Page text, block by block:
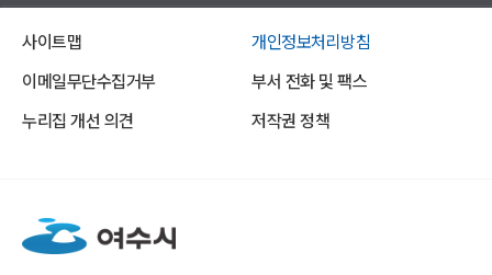
사이트맵
개인정보처리방침
이메일무단수집거부
부서 전화 및 팩스
누리집 개선 의견
저작권 정책